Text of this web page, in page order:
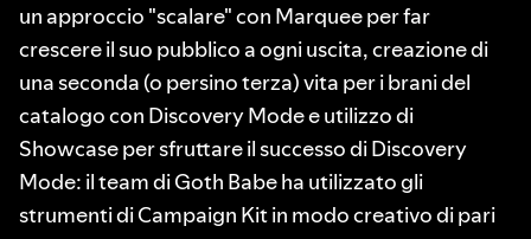
un approccio "scalare" con Marquee per far
crescere il suo pubblico a ogni uscita, creazione di
una seconda (o persino terza) vita per i brani del
catalogo con Discovery Mode e utilizzo di
Showcase per sfruttare il successo di Discovery
Mode: il team di Goth Babe ha utilizzato gli
strumenti di Campaign Kit in modo creativo di pari